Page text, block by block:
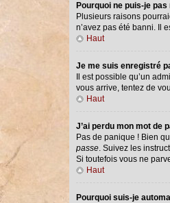
Pourquoi ne puis-je
Plusieurs raisons
n’avez pas été banni. Il
Haut
Je me suis enregistré
Il est possible qu’un
vous arrive, tentez de
Haut
J’ai perdu mon mot de
Pas de panique ! Bien
passe. Suivez les
Si toutefois vous ne
Haut
Pourquoi suis-je